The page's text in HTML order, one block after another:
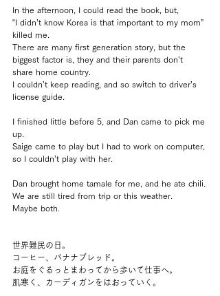
In the afternoon, I could read the book, but,
“I didn’t know Korea is that important to my mom”
killed me.
There are many first generation story, but the
biggest factor is, they and their parents don’t
share home country.
I couldn’t keep reading, and so switch to driver’s
license guide.
I finished little before 5, and Dan came to pick me
up.
Saige came to play but I had to work on computer,
so I couldn’t play with her.
Dan brought home tamale for me, and he ate chili.
We are still tired from trip or this weather.
Maybe both.
世界難民の日。
コーヒー、バナナブレッド。
お庭をぐるっとまわってから歩いて仕事へ。
肌寒く、カーディガンをはおっていく。